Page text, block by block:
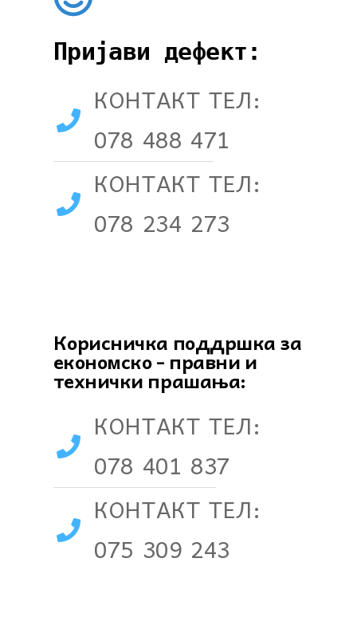
Пријави дефект:
КОНТАКТ ТЕЛ:
078 488 471
КОНТАКТ ТЕЛ:
078 234 273
Корисничка поддршка за
економско - правни и
технички прашања:
КОНТАКТ ТЕЛ:
078 401 837
КОНТАКТ ТЕЛ:
075 309 243